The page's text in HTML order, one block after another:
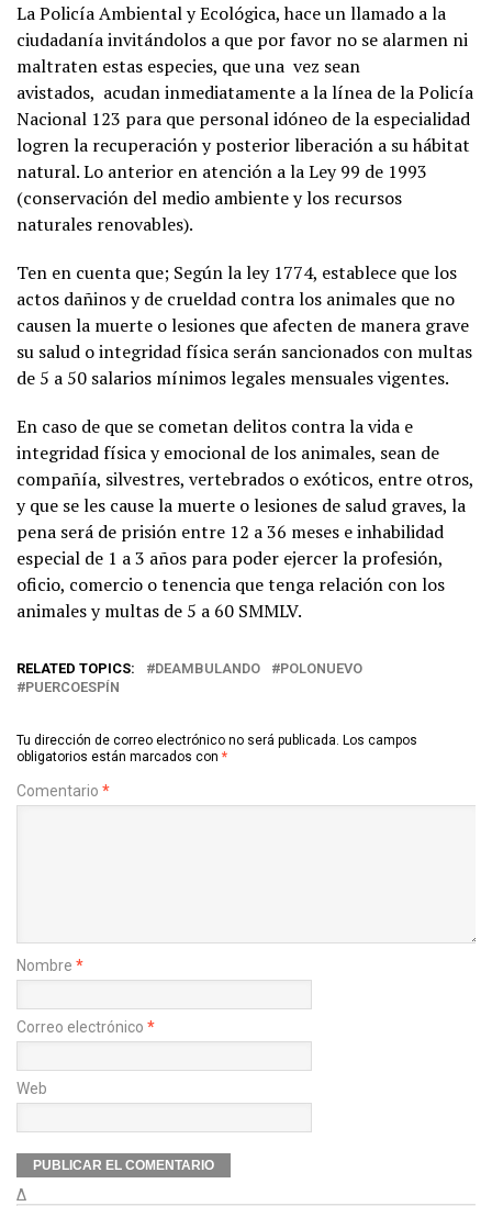
La Policía Ambiental y Ecológica, hace un llamado a la
ciudadanía invitándolos a que por favor no se alarmen ni
maltraten estas especies, que una vez sean
avistados, acudan inmediatamente a la línea de la Policía
Nacional 123 para que personal idóneo de la especialidad
logren la recuperación y posterior liberación a su hábitat
natural. Lo anterior en atención a la Ley 99 de 1993
(conservación del medio ambiente y los recursos
naturales renovables).
Ten en cuenta que; Según la ley 1774, establece que los
actos dañinos y de crueldad contra los animales que no
causen la muerte o lesiones que afecten de manera grave
su salud o integridad física serán sancionados con multas
de 5 a 50 salarios mínimos legales mensuales vigentes.
En caso de que se cometan delitos contra la vida e
integridad física y emocional de los animales, sean de
compañía, silvestres, vertebrados o exóticos, entre otros,
y que se les cause la muerte o lesiones de salud graves, la
pena será de prisión entre 12 a 36 meses e inhabilidad
especial de 1 a 3 años para poder ejercer la profesión,
oficio, comercio o tenencia que tenga relación con los
animales y multas de 5 a 60 SMMLV.
RELATED TOPICS: DEAMBULANDO
POLONUEVO
PUERCOESPÍN
Tu dirección de correo electrónico no será publicada. Los campos
obligatorios están marcados con *
Comentario *
Nombre *
Correo electrónico *
Web
Δ